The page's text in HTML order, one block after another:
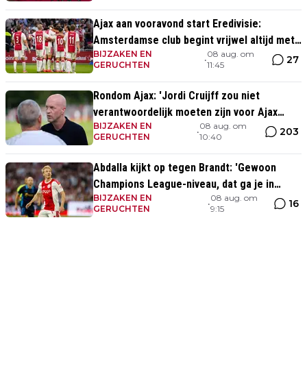
Ajax aan vooravond start Eredivisie:
Amsterdamse club begint vrijwel altijd met
zege
BIJZAKEN EN
GERUCHTEN
•
08 aug. om
11:45
27
Rondom Ajax: 'Jordi Cruijff zou niet
verantwoordelijk moeten zijn voor Ajax
Vrouwen'
BIJZAKEN EN
GERUCHTEN
•
08 aug. om
10:40
203
Abdalla kijkt op tegen Brandt: 'Gewoon
Champions League-niveau, dat ga je in
wedstrijden ook zien'
BIJZAKEN EN
GERUCHTEN
•
08 aug. om
9:15
16